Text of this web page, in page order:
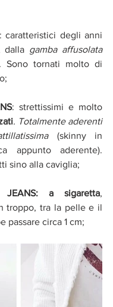
caratteristici degli anni
dalla gamba affusolata
Sono tornati molto di
: strettissimi e molto
. Totalmente aderenti
(skinny in
appunto aderente).
sino alla caviglia;
JEANS: a sigaretta,
troppo, tra la pelle e il
passare circa 1 cm;